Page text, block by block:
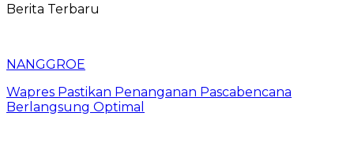
Berita Terbaru
NANGGROE
Wapres Pastikan Penanganan Pascabencana
Berlangsung Optimal